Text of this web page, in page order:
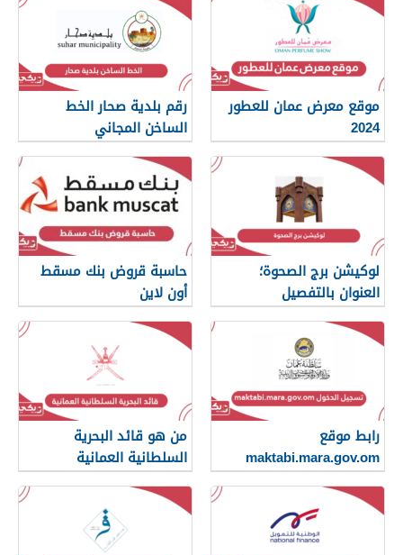
موقع معرض عمان للعطور
2024
رقم بلدية صحار الخط
الساخن المجاني
لوكيشن برج الصحوة؛
العنوان بالتفصيل
حاسبة قروض بنك مسقط
أون لاين
رابط موقع
maktabi.mara.gov.om
تسجيل الدخول
من هو قائد البحرية
السلطانية العمانية